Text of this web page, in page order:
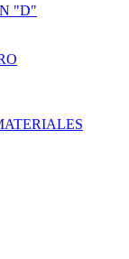
"D"